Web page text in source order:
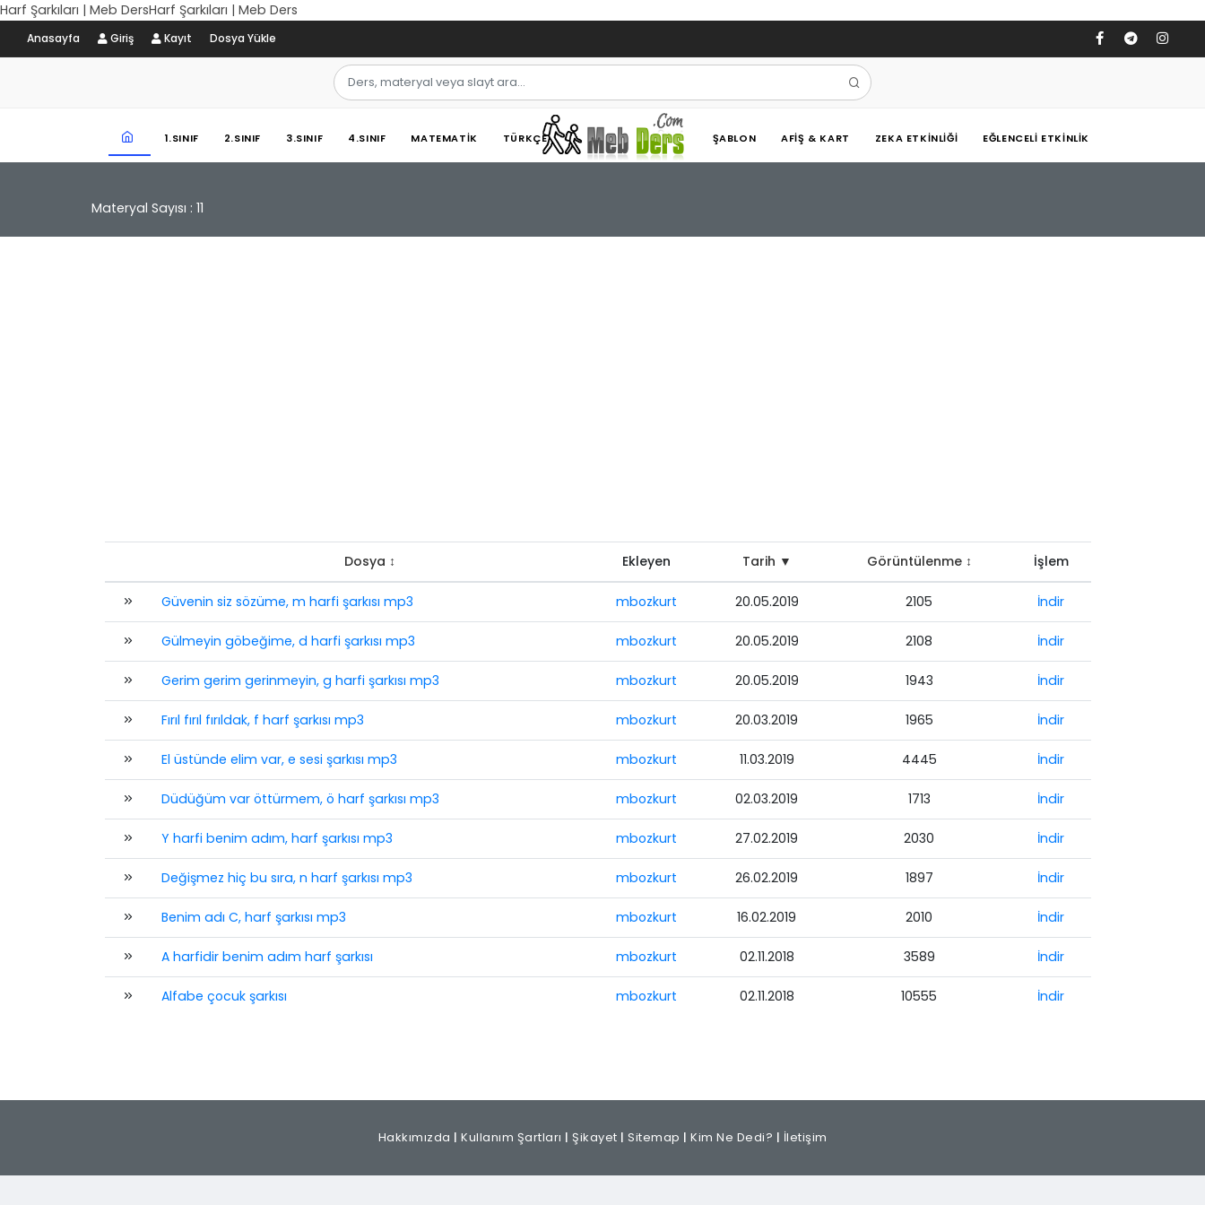
Harf Şarkıları | Meb DersHarf Şarkıları | Meb Ders
Anasayfa Giriş Kayıt Dosya Yükle
1.SINIF 2.SINIF 3.SINIF 4.SINIF MATEMATIK TÜRKÇE ŞABLON AFIŞ & KART ZEKA ETKINLIĞI EĞLENCELI ETKINLIK
Materyal Sayısı : 11
Dosya ↕ Ekleyen Tarih ▼ Görüntülenme ↕ İşlem
Güvenin siz sözüme, m harfi şarkısı mp3 mbozkurt 20.05.2019 2105 İndir
Gülmeyin göbeğime, d harfi şarkısı mp3 mbozkurt 20.05.2019 2108 İndir
Gerim gerim gerinmeyin, g harfi şarkısı mp3 mbozkurt 20.05.2019 1943 İndir
Fırıl fırıl fırıldak, f harf şarkısı mp3 mbozkurt 20.03.2019 1965 İndir
El üstünde elim var, e sesi şarkısı mp3 mbozkurt 11.03.2019 4445 İndir
Düdüğüm var öttürmem, ö harf şarkısı mp3 mbozkurt 02.03.2019 1713 İndir
Y harfi benim adım, harf şarkısı mp3 mbozkurt 27.02.2019 2030 İndir
Değişmez hiç bu sıra, n harf şarkısı mp3 mbozkurt 26.02.2019 1897 İndir
Benim adı C, harf şarkısı mp3 mbozkurt 16.02.2019 2010 İndir
A harfidir benim adım harf şarkısı mbozkurt 02.11.2018 3589 İndir
Alfabe çocuk şarkısı mbozkurt 02.11.2018 10555 İndir
Hakkımızda | Kullanım Şartları | Şikayet | Sitemap | Kim Ne Dedi? | İletişim